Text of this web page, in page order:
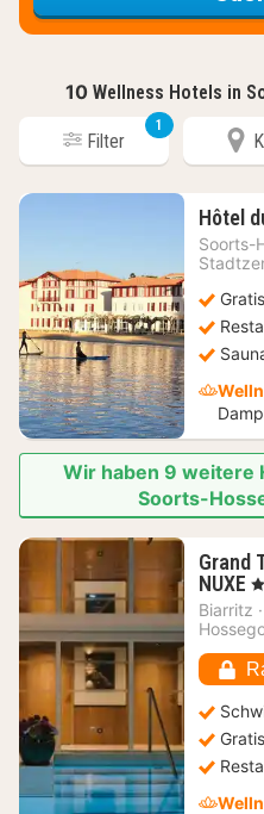
10 Wellness Hotels in
Filter
1
Hôtel
Soorts-
Wir haben 9 weitere
Soorts-
Grand
NUXE 1
€
,
Biarritz ·